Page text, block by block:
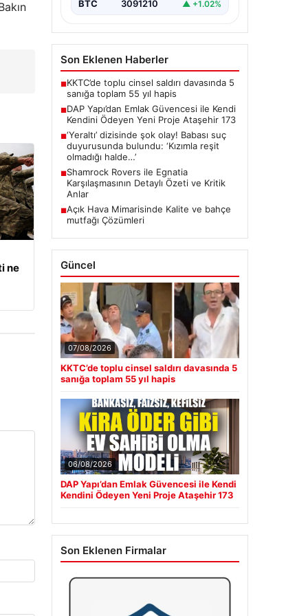
ne
BTC 3091210 ▲ +1.02%
Son Eklenen Haberler
■KKTC’de toplu cinsel saldırı davasında 5
sanığa toplam 55 yıl hapis
■DAP Yapı’dan Emlak Güvencesi ile Kendi
Kendini Ödeyen Yeni Proje Ataşehir 173
■‘Yeraltı’ dizisinde şok olay! Babası suç
duyurusunda bulundu: ‘Kızımla reşit
olmadığı halde…’
■Shamrock Rovers ile Egnatia
Karşılaşmasının Detaylı Özeti ve Kritik
Anlar
■Açık Hava Mimarisinde Kalite ve bahçe
mutfağı Çözümleri
Güncel
07/08/2026
KKTC’de toplu cinsel saldırı davasında 5
sanığa toplam 55 yıl hapis
06/08/2026
DAP Yapı’dan Emlak Güvencesi ile Kendi
Kendini Ödeyen Yeni Proje Ataşehir 173
Son Eklenen Firmalar